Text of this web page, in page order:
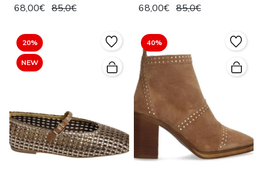
68,00€ 85,0€ 68,00€ 85,0€
20%
NEW
40%